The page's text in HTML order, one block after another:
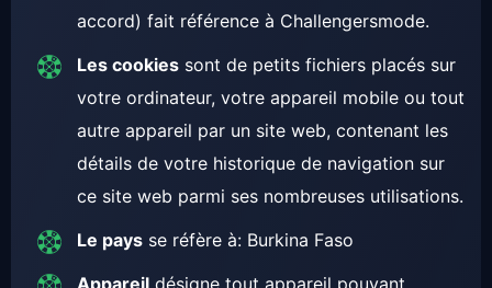
accord) fait référence à Challengersmode.
Les cookies sont de petits fichiers placés sur
votre ordinateur, votre appareil mobile ou tout
autre appareil par un site web, contenant les
détails de votre historique de navigation sur
ce site web parmi ses nombreuses utilisations.
Le pays se réfère à: Burkina Faso
Appareil désigne tout appareil pouvant